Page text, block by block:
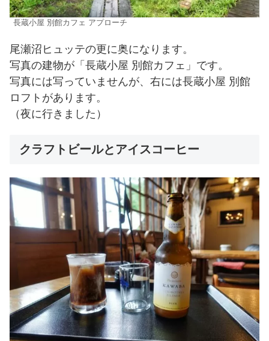
長蔵小屋 別館カフェ アプローチ
尾瀬沼ヒュッテの更に奥になります。
写真の建物が「長蔵小屋 別館カフェ」です。
写真には写っていませんが、右には長蔵小屋 別館
ロフトがあります。
（夜に行きました）
クラフトビールとアイスコーヒー